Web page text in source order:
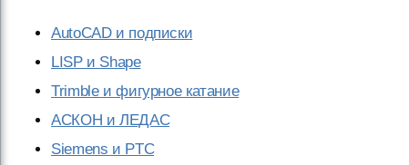
AutoCAD и подписки
LISP и Shape
Trimble и фигурное катание
АСКОН и ЛЕДАС
Siemens и PTC